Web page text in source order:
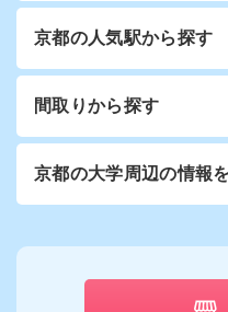
京都の人気駅から探す
間取りから探す
京都の大学周辺の情報